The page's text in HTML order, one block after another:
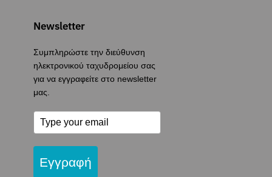
Newsletter
Συμπληρώστε την διεύθυνση
ηλεκτρονικού ταχυδρομείου σας
για να εγγραφείτε στο newsletter
μας.
Εγγραφή